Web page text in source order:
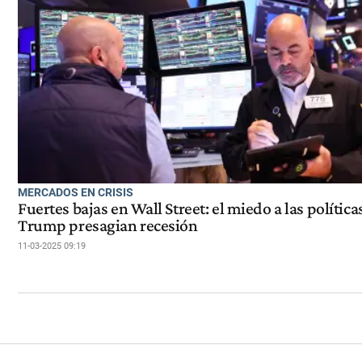
MERCADOS EN CRISIS
Fuertes bajas en Wall Street: el miedo a las
Trump presagian recesión
11-03-2025 09:19